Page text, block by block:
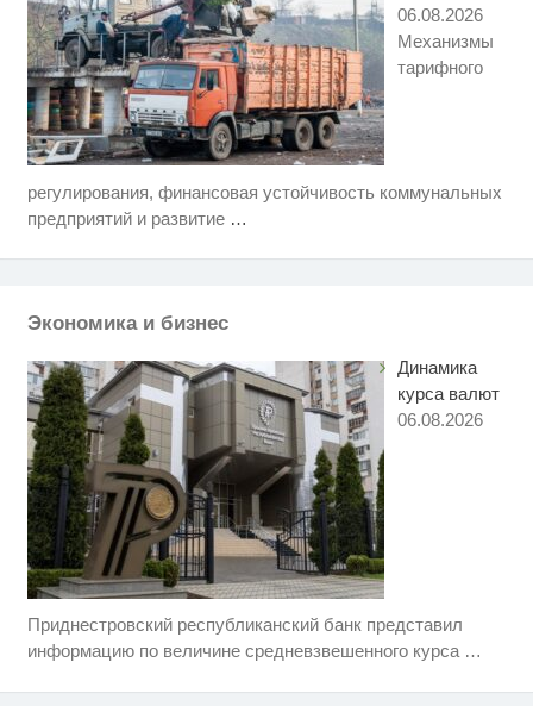
06.08.2026
Механизмы
тарифного
регулирования, финансовая устойчивость коммунальных
предприятий и развитие …
Экономика и бизнес
Динамика
курса валют
06.08.2026
Приднестровский республиканский банк представил
информацию по величине средневзвешенного курса …
i
Ролик из Омска: вы будете
смеяться долго
Как пенсионеры 1945-1965 годов
Скрытые признаки рака: на такое
зря!
i
Скрытая камера на пляже
когда их не видят...
Ролик длится несколько секунд,